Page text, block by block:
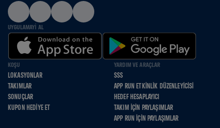
UYGULAMAYI AL
KOŞU
LOKASYONLAR
TAKIMLAR
SONUÇLAR
KUPON HEDIYE ET
YARDIM VE ARAÇLAR
SSS
APP RUN ETKINLIK DÜZENLEYICISI
HEDEF HESAPLAYICI
TAKIM İÇIN PAYLAŞIMLAR
APP RUN İÇIN PAYLAŞIMLAR